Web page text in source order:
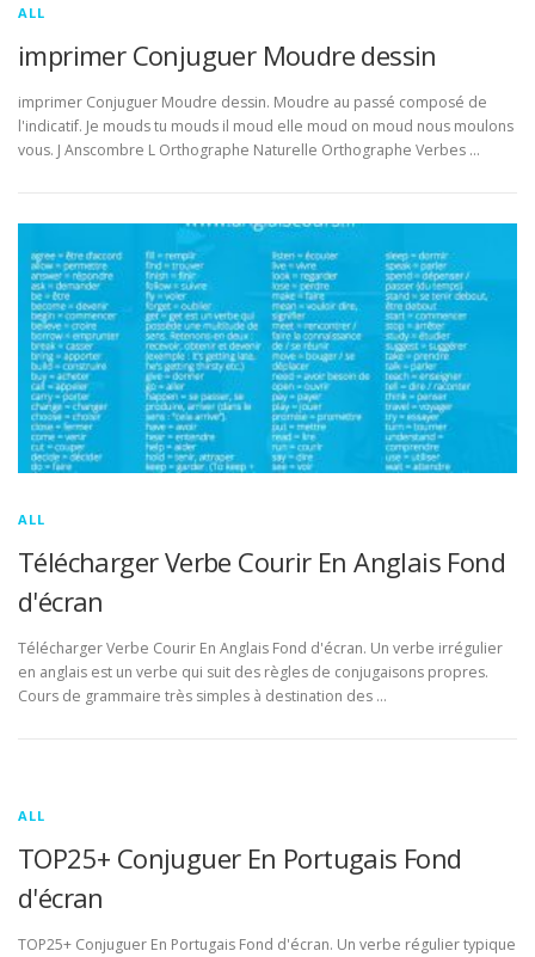
ALL
imprimer Conjuguer Moudre dessin
imprimer Conjuguer Moudre dessin. Moudre au passé composé de
l'indicatif. Je mouds tu mouds il moud elle moud on moud nous moulons
vous. J Anscombre L Orthographe Naturelle Orthographe Verbes …
ALL
Télécharger Verbe Courir En Anglais Fond
d'écran
Télécharger Verbe Courir En Anglais Fond d'écran. Un verbe irrégulier
en anglais est un verbe qui suit des règles de conjugaisons propres.
Cours de grammaire très simples à destination des …
ALL
TOP25+ Conjuguer En Portugais Fond
d'écran
TOP25+ Conjuguer En Portugais Fond d'écran. Un verbe régulier typique